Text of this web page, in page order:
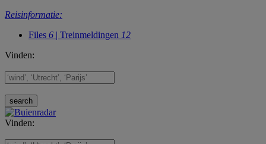
Reisinformatie:
Files 6 | Treinmeldingen 12
Vinden:
Vinden: